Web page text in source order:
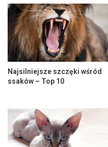
Najsilniejsze szczęki wśród
ssaków – Top 10